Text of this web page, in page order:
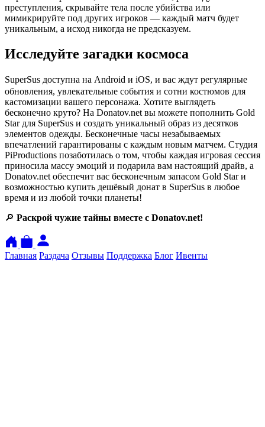
преступления, скрывайте тела после убийства или
мимикрируйте под других игроков — каждый матч будет
уникальным, а исход никогда не предсказуем.
Исследуйте загадки космоса
ㅤSuperSus доступна на Android и iOS, и вас ждут регулярные
обновления, увлекательные события и сотни костюмов для
кастомизации вашего персонажа. Хотите выглядеть
бесконечно круто? На Donatov.net вы можете пополнить Gold
Star для SuperSus и создать уникальный образ из десятков
элементов одежды. Бесконечные часы незабываемых
впечатлений гарантированы с каждым новым матчем. Студия
PiProductions позаботилась о том, чтобы каждая игровая сессия
приносила массу эмоций и подарила вам настоящий драйв, а
Donatov.net обеспечит вас бесконечным запасом Gold Star и
возможностью купить дешёвый донат в SuperSus в любое
время и из любой точки планеты!
🔎 Раскрой чужие тайны вместе с Donatov.net!
Главная Раздача Отзывы Поддержка Блог Ивенты